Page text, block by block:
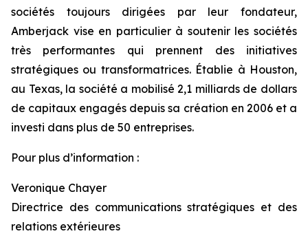
sociétés toujours dirigées par leur fondateur,
Amberjack vise en particulier à soutenir les sociétés
très performantes qui prennent des initiatives
stratégiques ou transformatrices. Établie à Houston,
au Texas, la société a mobilisé 2,1 milliards de dollars
de capitaux engagés depuis sa création en 2006 et a
investi dans plus de 50 entreprises.
Pour plus d’information :
Veronique Chayer
Directrice des communications stratégiques et des
relations extérieures